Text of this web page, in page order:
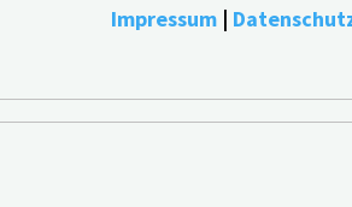
Impressum |